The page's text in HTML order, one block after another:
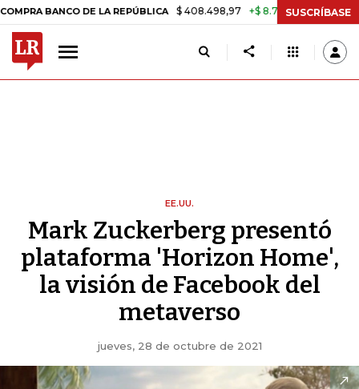
DE LA REPÚBLICA $ 408.498,97 +$ 8.753,81 +2,19% TASA
SUSCRÍBASE
EE.UU.
Mark Zuckerberg presentó
plataforma 'Horizon Home',
la visión de Facebook del
metaverso
jueves, 28 de octubre de 2021